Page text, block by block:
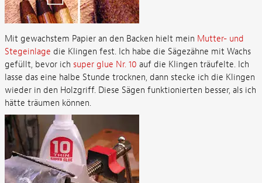
Mit gewachstem Papier an den Backen hielt mein Mutter- und
Stegeinlage die Klingen fest. Ich habe die Sägezähne mit Wachs
gefüllt, bevor ich super glue Nr. 10 auf die Klingen träufelte. Ich
lasse das eine halbe Stunde trocknen, dann stecke ich die Klingen
wieder in den Holzgriff. Diese Sägen funktionierten besser, als ich
hätte träumen können.